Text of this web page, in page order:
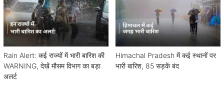
Rain Alert: कई राज्यों में भारी बारिश की
WARNING, देखें मौसम विभाग का बड़ा
अलर्ट
Himachal Pradesh में कई स्थानों पर
भारी बारिश, 85 सड़कें बंद